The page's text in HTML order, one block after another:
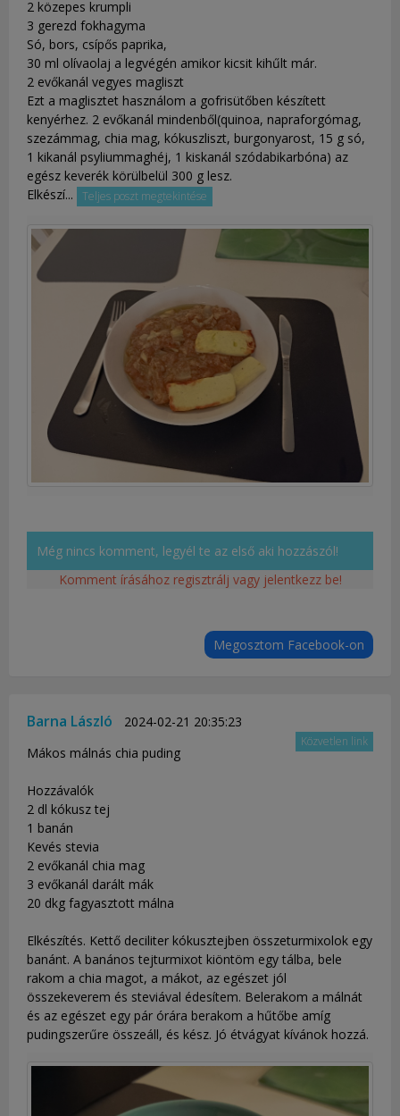
2 közepes krumpli
3 gerezd fokhagyma
Só, bors, csípős paprika,
30 ml olívaolaj a legvégén amikor kicsit kihűlt már.
2 evőkanál vegyes magliszt
Ezt a maglisztet használom a gofrisütőben készített
kenyérhez. 2 evőkanál mindenből(quinoa, napraforgómag,
szezámmag, chia mag, kókuszliszt, burgonyarost, 15 g só,
1 kikanál psyliummaghéj, 1 kiskanál szódabikarbóna) az
egész keverék körülbelül 300 g lesz.
Elkészí...
Teljes poszt megtekintése
Még nincs komment, legyél te az első aki hozzászól!
Komment írásához regisztrálj vagy jelentkezz be!
Megosztom Facebook-on
Barna László 2024-02-21 20:35:23
Közvetlen link
Mákos málnás chia puding
Hozzávalók
2 dl kókusz tej
1 banán
Kevés stevia
2 evőkanál chia mag
3 evőkanál darált mák
20 dkg fagyasztott málna
Elkészítés. Kettő deciliter kókusztejben összeturmixolok egy
banánt. A banános tejturmixot kiöntöm egy tálba, bele
rakom a chia magot, a mákot, az egészet jól
összekeverem és steviával édesítem. Belerakom a málnát
és az egészet egy pár órára berakom a hűtőbe amíg
pudingszerűre összeáll, és kész. Jó étvágyat kívánok hozzá.